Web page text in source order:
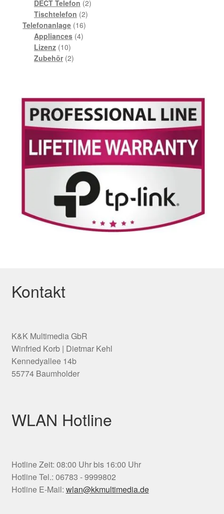
Produkte
DECT Telefon 22
Tischtelefon 22
Produkte
Telefonanlage 1616
Appliances 44
Lizenz 1010
Produkte
Zubehör 22
Kontakt
K&K Multimedia GbR
Winfried Korb | Dietmar Kehl
Kennedyallee 14b
55774 Baumholder
WLAN Hotline
Hotline Zeit: 08:00 Uhr bis 16:00 Uhr
Hotline Tel.: 06783 - 9999802
Hotline E-Mail: wlan@kkmultimedia.de